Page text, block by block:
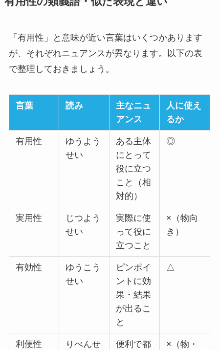
「有用性」と意味が近い言葉はいくつかあります
が、それぞれニュアンスが異なります。以下の表
で整理しておきましょう。
言葉 読み
主なニュ
アンス
人に使え
るか
有用性
ゆうよう
せい
ある主体
にとって
役に立つ
こと（相
対的）
◎
実用性
じつよう
せい
実際に使
って役に
立つこと
×（物向
き）
有効性
ゆうこう
せい
ピンポイ
ントに効
果・結果
が出るこ
と
△
利便性
りべんせ
便利で都
×（物・